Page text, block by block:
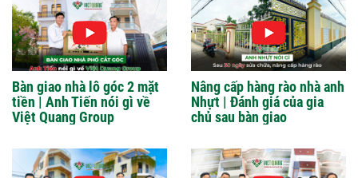
Bàn giao nhà lô góc 2 mặt
tiền | Anh Tiến nói gì về
Việt Quang Group
Nâng cấp hàng rào nhà anh
Nhựt | Đánh giá của gia
chủ sau bàn giao